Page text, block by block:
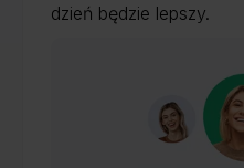
dzień będzie lepszy.